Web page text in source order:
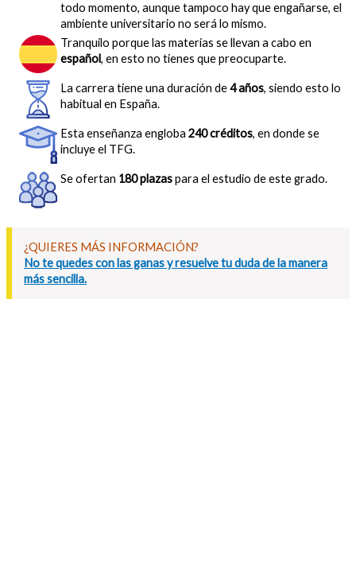
todo momento, aunque tampoco hay que engañarse, el
ambiente universitario no será lo mismo.
Tranquilo porque las materias se llevan a cabo en
español, en esto no tienes que preocuparte.
La carrera tiene una duración de4 años, siendo esto lo
habitual en España.
Esta enseñanza engloba 240 créditos, en donde se
incluye el TFG.
Se ofertan 180 plazaspara el estudio de este grado.
¿QUIERES MÁS INFORMACIÓN?
No te quedes con las ganas y resuelve tu duda de la manera
más sencilla.